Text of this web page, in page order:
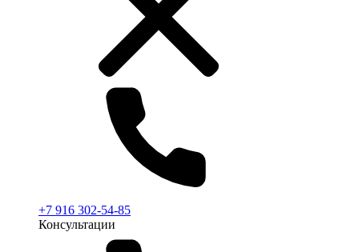
+7 916 302-54-85
Консультации